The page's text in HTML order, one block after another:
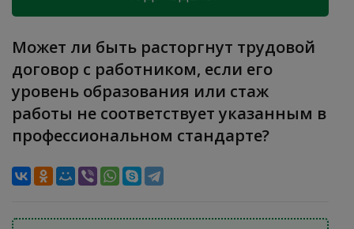
Может ли быть расторгнут трудовой
договор с работником, если его
уровень образования или стаж
работы не соответствует указанным в
профессиональном стандарте?